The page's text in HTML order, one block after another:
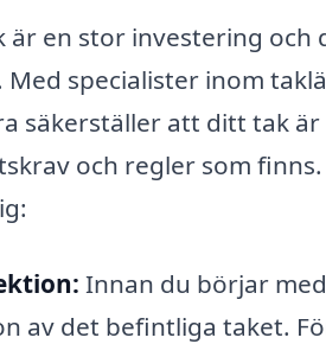
är en stor investering
Med specialister inom
säkerställer att ditt tak
och regler som
Innan du börjar
av det befintliga taket.